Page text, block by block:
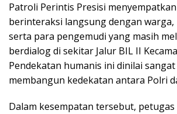
Patroli Perintis Presisi
berinteraksi langsung dengan warga,
serta para pengemudi yang masih
berdialog di sekitar Jalur BIL II
Pendekatan humanis ini dinilai
membangun kedekatan antara Polri
Dalam kesempatan tersebut,